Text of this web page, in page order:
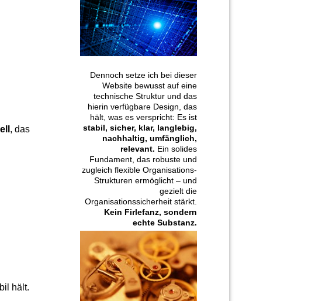
, das
hält.
Dennoch setze ich bei dieser
Website bewusst auf eine
technische Struktur und das
hierin verfügbare Design, das
hält, was es verspricht: Es ist
stabil, sicher, klar, langlebig,
nachhaltig, umfänglich,
relevant. Ein solides
Fundament, das robuste und
zugleich flexible Organisations-
Strukturen ermöglicht – und
gezielt die
Organisationssicherheit stärkt.
Kein Firlefanz, sondern
echte Substanz.